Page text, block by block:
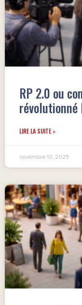
RP 2.0 ou
LIRE LA SUITE »
novembre 10, 2025